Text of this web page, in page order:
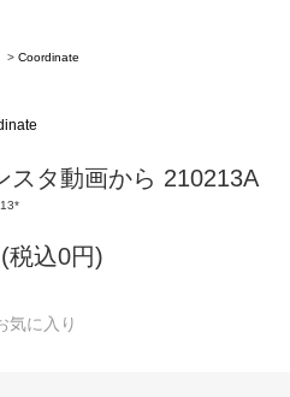
> Coordinate
スタ動画から 210213A
税込0円)
気に入り